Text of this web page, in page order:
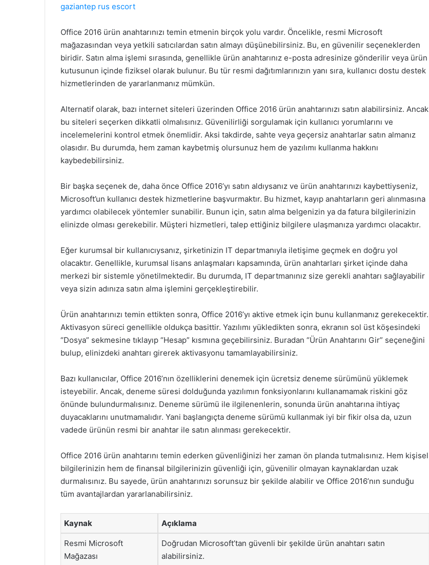
gaziantep rus escort
Office 2016 ürün anahtarınızı temin etmenin birçok yolu vardır. Öncelikle, resmi Microsoft
mağazasından veya yetkili satıcılardan satın almayı düşünebilirsiniz. Bu, en güvenilir seçeneklerden
biridir. Satın alma işlemi sırasında, genellikle ürün anahtarınız e-posta adresinize gönderilir veya ürün
kutusunun içinde fiziksel olarak bulunur. Bu tür resmi dağıtımlarınızın yanı sıra, kullanıcı dostu destek
hizmetlerinden de yararlanmanız mümkün.
Alternatif olarak, bazı internet siteleri üzerinden Office 2016 ürün anahtarınızı satın alabilirsiniz. Ancak
bu siteleri seçerken dikkatli olmalısınız. Güvenilirliği sorgulamak için kullanıcı yorumlarını ve
incelemelerini kontrol etmek önemlidir. Aksi takdirde, sahte veya geçersiz anahtarlar satın almanız
olasıdır. Bu durumda, hem zaman kaybetmiş olursunuz hem de yazılımı kullanma hakkını
kaybedebilirsiniz.
Bir başka seçenek de, daha önce Office 2016’yı satın aldıysanız ve ürün anahtarınızı kaybettiyseniz,
Microsoft’un kullanıcı destek hizmetlerine başvurmaktır. Bu hizmet, kayıp anahtarların geri alınmasına
yardımcı olabilecek yöntemler sunabilir. Bunun için, satın alma belgenizin ya da fatura bilgilerinizin
elinizde olması gerekebilir. Müşteri hizmetleri, talep ettiğiniz bilgilere ulaşmanıza yardımcı olacaktır.
Eğer kurumsal bir kullanıcıysanız, şirketinizin IT departmanıyla iletişime geçmek en doğru yol
olacaktır. Genellikle, kurumsal lisans anlaşmaları kapsamında, ürün anahtarları şirket içinde daha
merkezi bir sistemle yönetilmektedir. Bu durumda, IT departmanınız size gerekli anahtarı sağlayabilir
veya sizin adınıza satın alma işlemini gerçekleştirebilir.
Ürün anahtarınızı temin ettikten sonra, Office 2016’yı aktive etmek için bunu kullanmanız gerekecektir.
Aktivasyon süreci genellikle oldukça basittir. Yazılımı yükledikten sonra, ekranın sol üst köşesindeki
“Dosya” sekmesine tıklayıp “Hesap” kısmına geçebilirsiniz. Buradan “Ürün Anahtarını Gir” seçeneğini
bulup, elinizdeki anahtarı girerek aktivasyonu tamamlayabilirsiniz.
Bazı kullanıcılar, Office 2016’nın özelliklerini denemek için ücretsiz deneme sürümünü yüklemek
isteyebilir. Ancak, deneme süresi dolduğunda yazılımın fonksiyonlarını kullanamamak riskini göz
önünde bulundurmalısınız. Deneme sürümü ile ilgilenenlerin, sonunda ürün anahtarına ihtiyaç
duyacaklarını unutmamalıdır. Yani başlangıçta deneme sürümü kullanmak iyi bir fikir olsa da, uzun
vadede ürünün resmi bir anahtar ile satın alınması gerekecektir.
Office 2016 ürün anahtarını temin ederken güvenliğinizi her zaman ön planda tutmalısınız. Hem kişisel
bilgilerinizin hem de finansal bilgilerinizin güvenliği için, güvenilir olmayan kaynaklardan uzak
durmalısınız. Bu sayede, ürün anahtarınızı sorunsuz bir şekilde alabilir ve Office 2016’nın sunduğu
tüm avantajlardan yararlanabilirsiniz.
Kaynak Açıklama
Resmi Microsoft
Mağazası
Doğrudan Microsoft’tan güvenli bir şekilde ürün anahtarı satın
alabilirsiniz.